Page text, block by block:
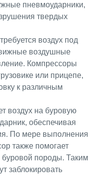
пневмоударники,
твердых
воздух под
воздушные
Компрессоры
или прицепе,
к различным
воздух на буровую
обеспечивая
По мере выполнения
также помогает
буровой породы. Таким
заблокировать